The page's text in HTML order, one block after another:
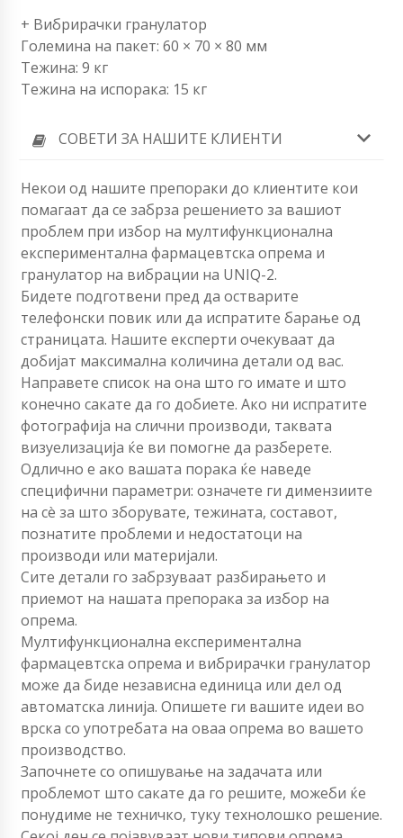
+ Вибрирачки гранулатор
Големина на пакет: 60 × 70 × 80 мм
Тежина: 9 кг
Тежина на испорака: 15 кг
СОВЕТИ ЗА НАШИТЕ КЛИЕНТИ
Некои од нашите препораки до клиентите кои
помагаат да се забрза решението за вашиот
проблем при избор на мултифункционална
експериментална фармацевтска опрема и
гранулатор на вибрации на UNIQ-2.
Бидете подготвени пред да остварите
телефонски повик или да испратите барање од
страницата. Нашите експерти очекуваат да
добијат максимална количина детали од вас.
Направете список на она што го имате и што
конечно сакате да го добиете. Ако ни испратите
фотографија на слични производи, таквата
визуелизација ќе ви помогне да разберете.
Одлично е ако вашата порака ќе наведе
специфични параметри: означете ги димензиите
на сè за што зборувате, тежината, составот,
познатите проблеми и недостатоци на
производи или материјали.
Сите детали го забрзуваат разбирањето и
приемот на нашата препорака за избор на
опрема.
Мултифункционална експериментална
фармацевтска опрема и вибрирачки гранулатор
може да биде независна единица или дел од
автоматска линија. Опишете ги вашите идеи во
врска со употребата на оваа опрема во вашето
производство.
Започнете со опишување на задачата или
проблемот што сакате да го решите, можеби ќе
понудиме не техничко, туку технолошко решение.